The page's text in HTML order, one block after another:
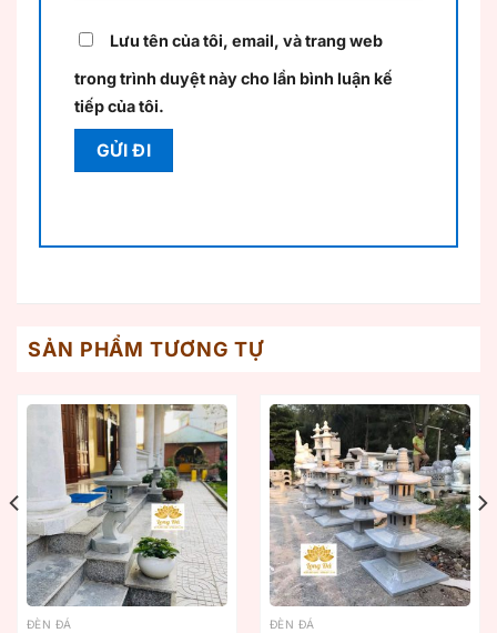
Lưu tên của tôi, email, và trang web
trong trình duyệt này cho lần bình luận kế
tiếp của tôi.
SẢN PHẨM TƯƠNG TỰ
ĐÈN ĐÁ ĐÈN ĐÁ